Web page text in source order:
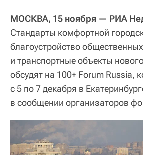
МОСКВА, 15 ноября — РИА
Стандарты комфортной
благоустройство
и транспортные объекты
обсудят на 100+ Forum Russia,
с 5 по 7 декабря в
в сообщении организаторов